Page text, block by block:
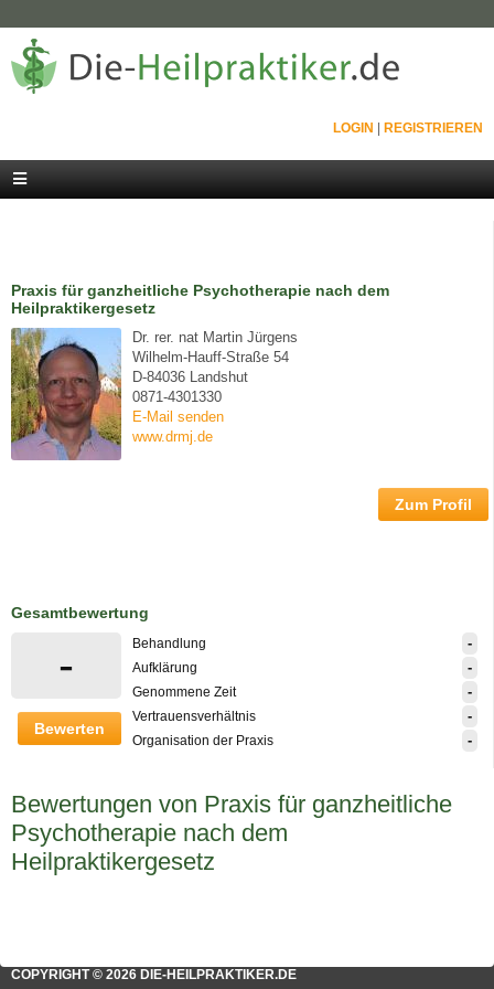
LOGIN REGISTRIEREN
Praxis für ganzheitliche Psychotherapie nach dem
Heilpraktikergesetz
Dr. rer. nat Martin Jürgens
Wilhelm-Hauff-Straße 54
D-84036 Landshut
0871-4301330
E-Mail senden
www.drmj.de
Zum Profil
Gesamtbewertung
-
Bewerten
Behandlung -
Aufklärung -
Genommene Zeit -
Vertrauensverhältnis -
Organisation der Praxis -
Bewertungen von Praxis für ganzheitliche
Psychotherapie nach dem
Heilpraktikergesetz
COPYRIGHT © 2026 DIE-HEILPRAKTIKER.DE